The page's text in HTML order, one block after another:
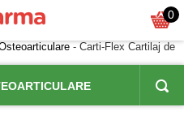
0
- Carti-Flex Cartilaj de